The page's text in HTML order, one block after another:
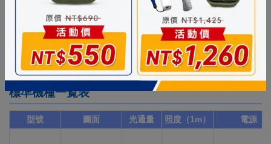
【日機產品】光線溫和均勻，無閃爍
標準機種一覧表
型號 圖面 光通量 照度（1m） 電源